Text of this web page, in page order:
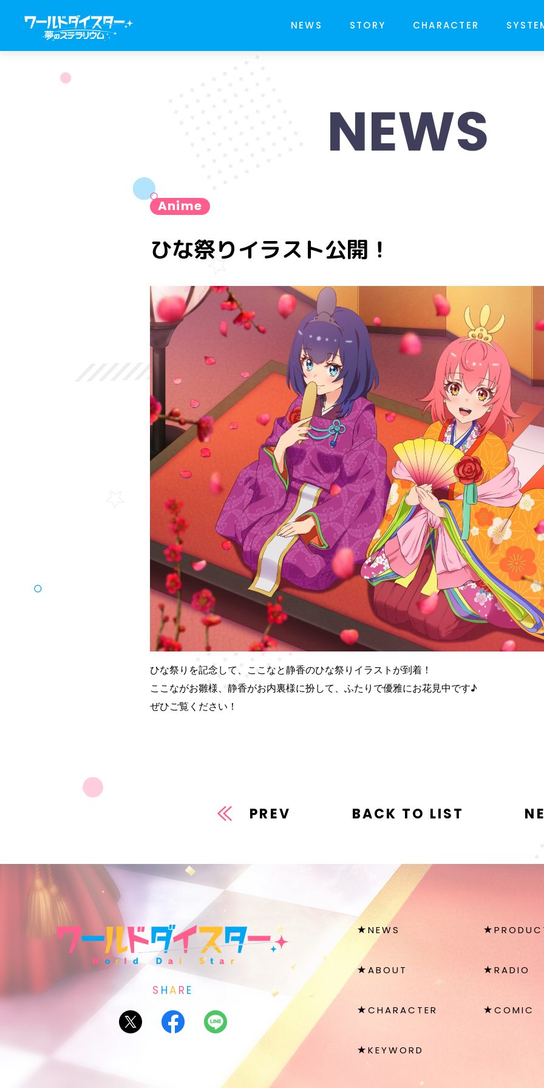
NEWS STORY CHARACTER
NEWS
Anime
ひな祭りイラスト公開！
ひな祭りを記念して、ここなと静香のひな祭りイラストが到着！
ここながお雛様、静香がお内裏様に扮して、ふたりで優雅にお花見中です♪
ぜひご覧ください！
PREV BACK TO LIST
S HA R E
NEWS
ABOUT
CHARACTER
KEYWORD
RADIO
COMIC